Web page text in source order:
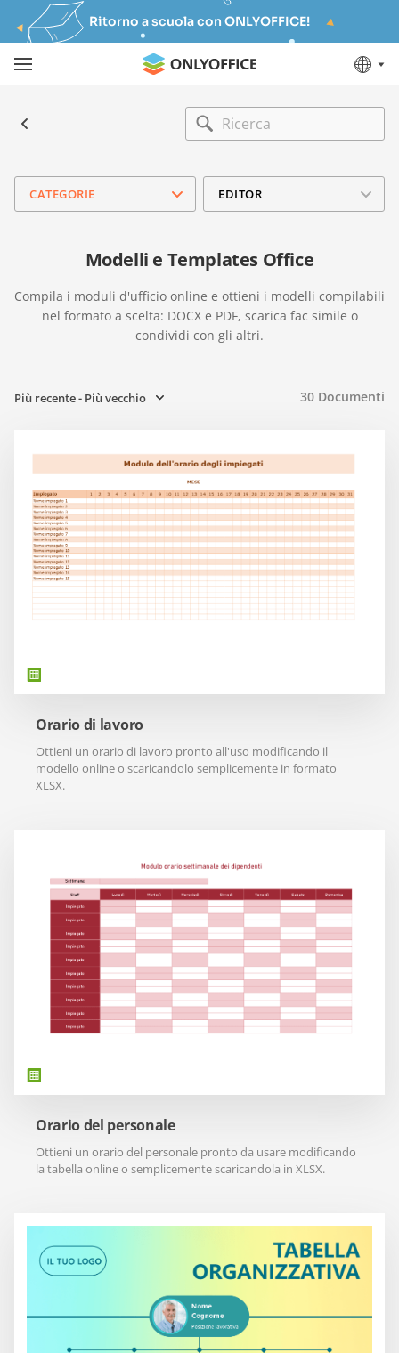
Ritorno a scuola con ONLYOFFICE!
CATEGORIE EDITOR
Modelli e Templates Office
Compila i moduli d'ufficio online e ottieni i modelli compilabili
nel formato a scelta: DOCX e PDF, scarica fac simile o
condividi con gli altri.
Più recente - Più vecchio 30 Documenti
Orario di lavoro
Ottieni un orario di lavoro pronto all'uso modificando il
modello online o scaricandolo semplicemente in formato
XLSX.
Orario del personale
Ottieni un orario del personale pronto da usare modificando
la tabella online o semplicemente scaricandola in XLSX.